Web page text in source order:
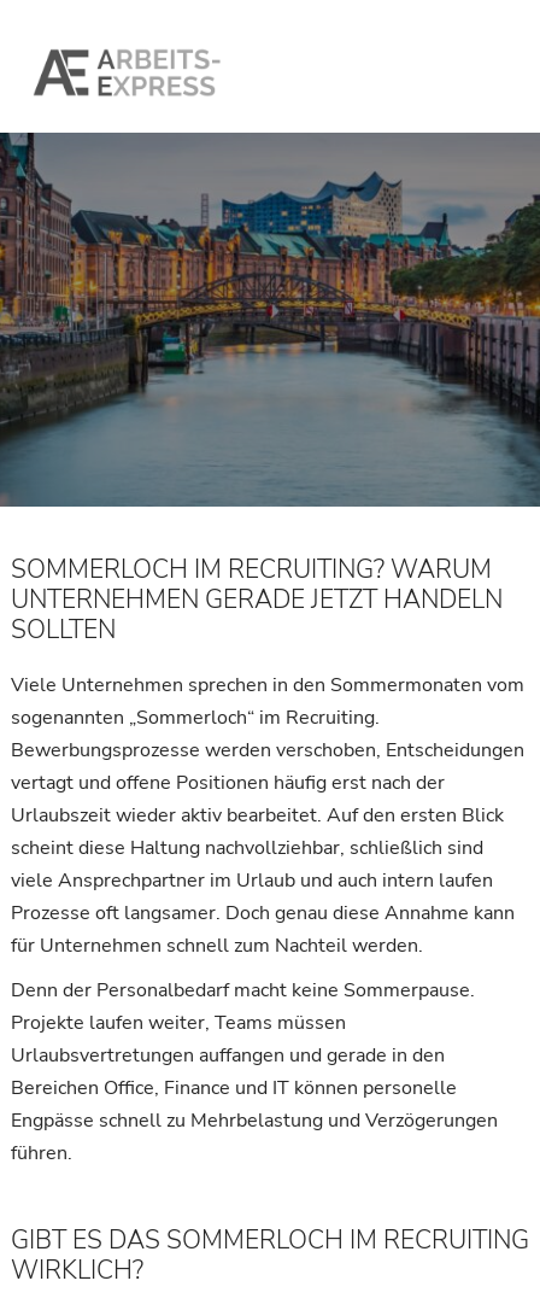
SOMMERLOCH IM RECRUITING? WARUM
UNTERNEHMEN GERADE JETZT HANDELN
SOLLTEN
Viele Unternehmen sprechen in den Sommermonaten vom
sogenannten „Sommerloch“ im Recruiting.
Bewerbungsprozesse werden verschoben, Entscheidungen
vertagt und offene Positionen häufig erst nach der
Urlaubszeit wieder aktiv bearbeitet. Auf den ersten Blick
scheint diese Haltung nachvollziehbar, schließlich sind
viele Ansprechpartner im Urlaub und auch intern laufen
Prozesse oft langsamer. Doch genau diese Annahme kann
für Unternehmen schnell zum Nachteil werden.
Denn der Personalbedarf macht keine Sommerpause.
Projekte laufen weiter, Teams müssen
Urlaubsvertretungen auffangen und gerade in den
Bereichen Office, Finance und IT können personelle
Engpässe schnell zu Mehrbelastung und Verzögerungen
führen.
GIBT ES DAS SOMMERLOCH IM RECRUITING
WIRKLICH?